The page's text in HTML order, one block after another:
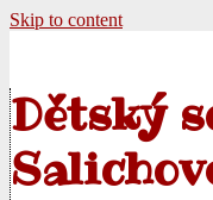
Skip to content
Dětský